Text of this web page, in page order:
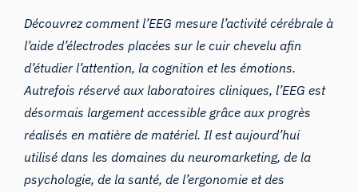
Découvrez comment l’EEG mesure l’activité cérébrale à
l’aide d’électrodes placées sur le cuir chevelu afin
d’étudier l’attention, la cognition et les émotions.
Autrefois réservé aux laboratoires cliniques, l’EEG est
désormais largement accessible grâce aux progrès
réalisés en matière de matériel. Il est aujourd’hui
utilisé dans les domaines du neuromarketing, de la
psychologie, de la santé, de l’ergonomie et des